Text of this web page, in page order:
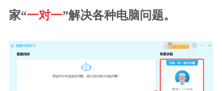
家“一对一”解决各种电脑问题。